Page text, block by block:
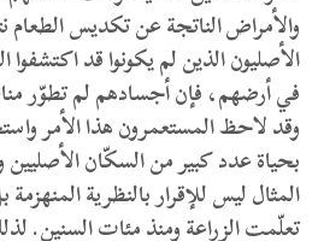
والأمراض الناتجة عن تكديس الطعام
الأصليون الذين لم يكونوا قد اكتشفوا
في أرضهم، فإن أجسادهم لم تطوّر
وقد لاحظ المستعمرون هذا الأمر
بحياة عدد كبير من السكّان
المثال ليس للإقرار بالنظرية
تعلّمت الزراعة ومنذ مئات السنين.